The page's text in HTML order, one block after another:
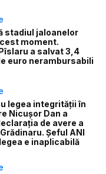
stadiul jaloanelor
moment.
a salvat 3,4
euro nerambursabili
legea integrității în
Nicușor Dan a
de avere a
Șeful ANI
e inaplicabilă